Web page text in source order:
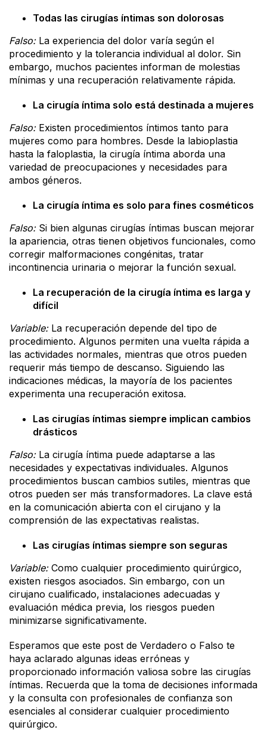
Todas las cirugías íntimas son dolorosas
Falso:La experiencia del dolor varía según el
procedimiento y la tolerancia individual al dolor. Sin
embargo, muchos pacientes informan de molestias
mínimas y una recuperación relativamente rápida.
La cirugía íntima solo está destinada a mujeres
Falso:Existen procedimientos íntimos tanto para
mujeres como para hombres. Desde la labioplastia
hasta la faloplastia, la cirugía íntima aborda una
variedad de preocupaciones y necesidades para
ambos géneros.
La cirugía íntima es solo para fines cosméticos
Falso:Si bien algunas cirugías íntimas buscan mejorar
la apariencia, otras tienen objetivos funcionales, como
corregir malformaciones congénitas, tratar
incontinencia urinaria o mejorar la función sexual.
La recuperación de la cirugía íntima es larga y
difícil
Variable:La recuperación depende del tipo de
procedimiento. Algunos permiten una vuelta rápida a
las actividades normales, mientras que otros pueden
requerir más tiempo de descanso. Siguiendo las
indicaciones médicas, la mayoría de los pacientes
experimenta una recuperación exitosa.
Las cirugías íntimas siempre implican cambios
drásticos
Falso:La cirugía íntima puede adaptarse a las
necesidades y expectativas individuales. Algunos
procedimientos buscan cambios sutiles, mientras que
otros pueden ser más transformadores. La clave está
en la comunicación abierta con el cirujano y la
comprensión de las expectativas realistas.
Las cirugías íntimas siempre son seguras
Variable:Como cualquier procedimiento quirúrgico,
existen riesgos asociados. Sin embargo, con un
cirujano cualificado, instalaciones adecuadas y
evaluación médica previa, los riesgos pueden
minimizarse significativamente.
Esperamos que este post de Verdadero o Falso te
haya aclarado algunas ideas erróneas y
proporcionado información valiosa sobre las cirugías
íntimas. Recuerda que la toma de decisiones informada
y la consulta con profesionales de confianza son
esenciales al considerar cualquier procedimiento
quirúrgico.